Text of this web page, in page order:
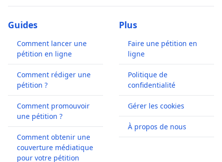
Guides
Comment lancer une
pétition en ligne
Comment rédiger une
pétition ?
Comment promouvoir
une pétition ?
Comment obtenir une
couverture médiatique
pour votre pétition
Plus
Faire une pétition en
ligne
Politique de
confidentialité
Gérer les cookies
À propos de nous